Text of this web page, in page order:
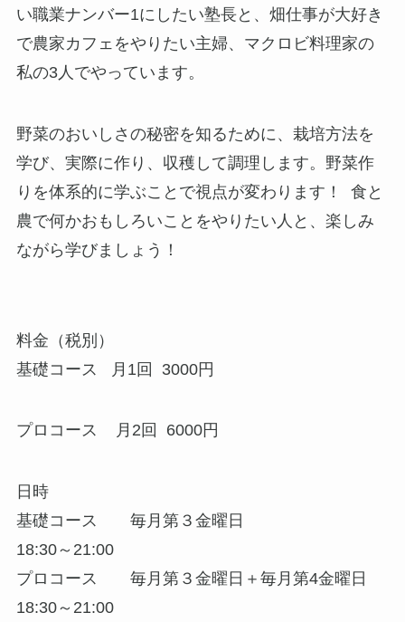
い職業ナンバー1にしたい塾長と、畑仕事が大好き
で農家カフェをやりたい主婦、マクロビ料理家の
私の3人でやっています。
野菜のおいしさの秘密を知るために、栽培方法を
学び、実際に作り、収穫して調理します。野菜作
りを体系的に学ぶことで視点が変わります！ 食と
農で何かおもしろいことをやりたい人と、楽しみ
ながら学びましょう！
料金（税別）
基礎コース 月1回 3000円
プロコース 月2回 6000円
日時
基礎コース 毎月第３金曜日
18:30～21:00
プロコース 毎月第３金曜日＋毎月第4金曜日
18:30～21:00